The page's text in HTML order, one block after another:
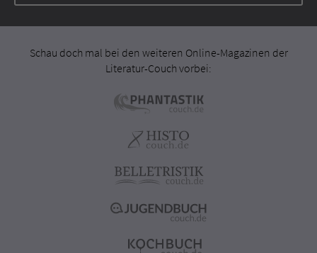
Schau doch mal bei den weiteren Online-Magazinen der
Literatur-Couch vorbei: